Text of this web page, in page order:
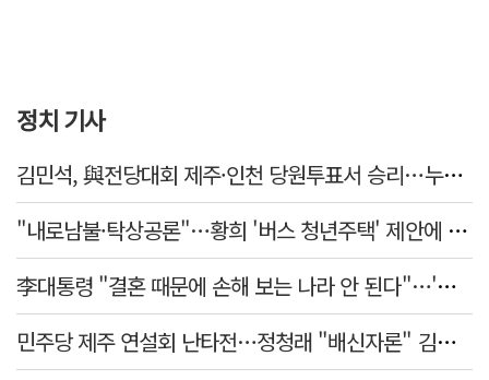
정치 기사
김민석, 與전당대회 제주·인천 당원투표서 승리…누적 득표는 '초박빙'
"내로남불·탁상공론"…황희 '버스 청년주택' 제안에 與 내부서도 쓴소리
李대통령 "결혼 때문에 손해 보는 나라 안 된다"…'결혼 페널티' 22개 손본다
민주당 제주 연설회 난타전…정청래 "배신자론" 김민석 "관리 무능"